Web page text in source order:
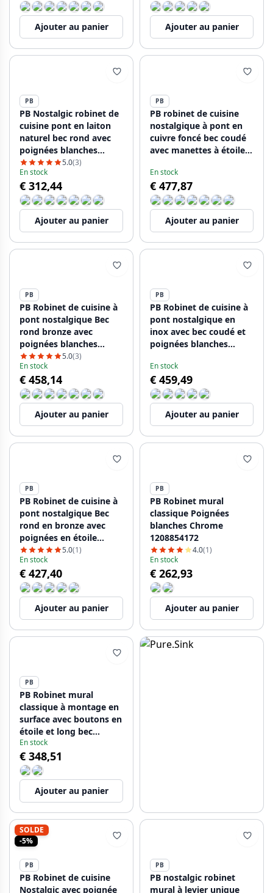
Ajouter au panier Ajouter au panier
PB
PB Nostalgic robinet de
cuisine pont en laiton
naturel bec rond avec
poignées blanches
PBN.MES.R.WH
5.0(3)
En stock
€ 312,44
Ajouter au panier
PB
PB robinet de cuisine
nostalgique à pont en
cuivre foncé bec coudé
avec manettes à étoile
En stock
€ 477,87
Ajouter au panier
PB
PB Robinet de cuisine à
pont nostalgique Bec
rond bronze avec
poignées blanches
PBN.BRO.R.WH
5.0(3)
En stock
€ 458,14
Ajouter au panier
PB
PB Robinet de cuisine à
pont nostalgique en
inox avec bec coudé et
poignées blanches
En stock
€ 459,49
Ajouter au panier
PB
PB Robinet de cuisine à
pont nostalgique Bec
rond en bronze avec
poignées en étoile
PBN.BRO.R.ST
5.0(1)
En stock
€ 427,40
Ajouter au panier
PB
PB Robinet mural
classique Poignées
blanches Chrome
1208854172
4.0(1)
En stock
€ 262,93
Ajouter au panier
PB
PB Robinet mural
classique à montage en
surface avec boutons en
étoile et long bec
pivotant Chrome
1208855442
En stock
€ 348,51
Ajouter au panier
SOLDE
-5%
PB
PB Robinet de cuisine
Nostalgic avec poignée
PB
PB nostalgic robinet
mural à levier unique